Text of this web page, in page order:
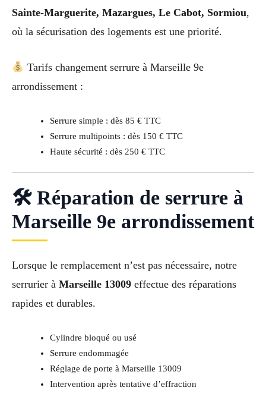
Sainte-Marguerite, Mazargues, Le Cabot, Sormiou,
où la sécurisation des logements est une priorité.
Tarifs changement serrure à Marseille 9e
arrondissement :
Serrure simple : dès 85 € TTC
Serrure multipoints : dès 150 € TTC
Haute sécurité : dès 250 € TTC
🛠 Réparation de serrure à
Marseille 9e arrondissement
Lorsque le remplacement n’est pas nécessaire, notre
serrurier à Marseille 13009 effectue des réparations
rapides et durables.
Cylindre bloqué ou usé
Serrure endommagée
Réglage de porte à Marseille 13009
Intervention après tentative d’effraction